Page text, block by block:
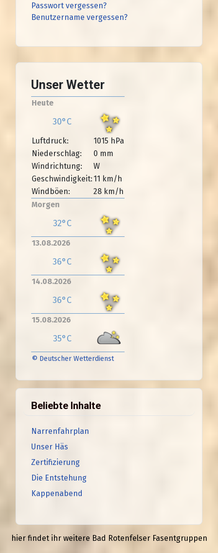
Unser Wetter
Heute
30°C
Luftdruck:
1015 hPa
Niederschlag:
0 mm
Windrichtung:
W
Geschwindigkeit: 11 km/h
Windböen:
28 km/h
Morgen
32°C
13.08.2026
36°C
14.08.2026
36°C
15.08.2026
35°C
© Deutscher Wetterdienst
Beliebte Inhalte
Narrenfahrplan
Unser Häs
Zertifizierung
Die Entstehung
Kappenabend
Passwort vergessen?
Benutzername vergessen?
hier findet ihr weitere Bad Rotenfelser Fasentgruppen